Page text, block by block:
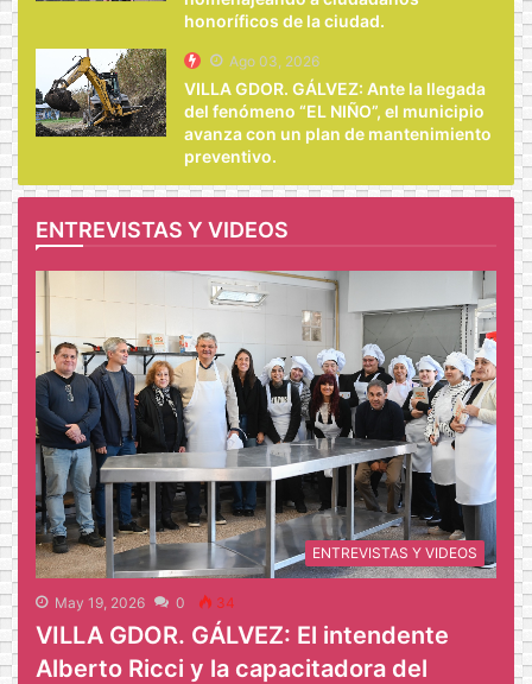
honoríficos de la ciudad.
Ago 03, 2026
VILLA GDOR. GÁLVEZ: Ante la llegada
del fenómeno “EL NIÑO”, el municipio
avanza con un plan de mantenimiento
preventivo.
ENTREVISTAS Y VIDEOS
ENTREVISTAS Y VIDEOS
May 19, 2026 0 34
VILLA GDOR. GÁLVEZ: El intendente
Alberto Ricci y la capacitadora del